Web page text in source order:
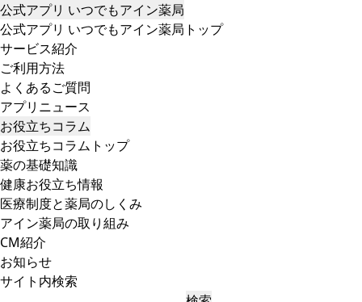
公式アプリ いつでもアイン薬局
公式アプリ いつでもアイン薬局トップ
サービス紹介
ご利用方法
よくあるご質問
アプリニュース
お役立ちコラム
お役立ちコラムトップ
薬の基礎知識
健康お役立ち情報
医療制度と薬局のしくみ
アイン薬局の取り組み
CM紹介
お知らせ
サイト内検索